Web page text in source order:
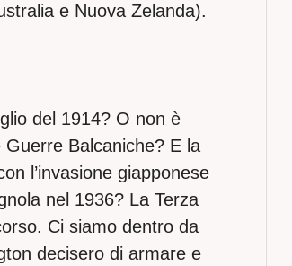
e Nuova Zelanda).
del 1914? O non è
Balcaniche? E la
l’invasione giapponese
nel 1936? La Terza
Ci siamo dentro da
decisero di armare e